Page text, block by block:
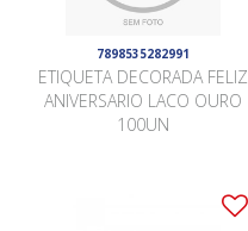
7898535282991
ETIQUETA DECORADA FELIZ
ANIVERSARIO LACO OURO
100UN